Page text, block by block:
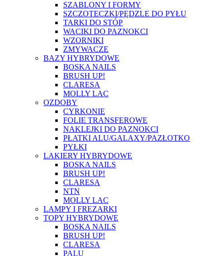
SZABLONY I FORMY
SZCZOTECZKI/PĘDZLE DO PYŁU
TARKI DO STÓP
WACIKI DO PAZNOKCI
WZORNIKI
ZMYWACZE
BAZY HYBRYDOWE
BOSKA NAILS
BRUSH UP!
CLARESA
MOLLY LAC
OZDOBY
CYRKONIE
FOLIE TRANSFEROWE
NAKLEJKI DO PAZNOKCI
PŁATKI ALU/GALAXY/PAZŁOTKO
PYŁKI
LAKIERY HYBRYDOWE
BOSKA NAILS
BRUSH UP!
CLARESA
NTN
MOLLY LAC
LAMPY I FREZARKI
TOPY HYBRYDOWE
BOSKA NAILS
BRUSH UP!
CLARESA
PALU